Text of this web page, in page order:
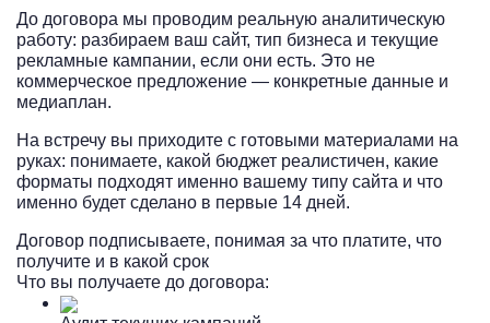
До договора мы проводим реальную аналитическую
работу: разбираем ваш сайт, тип бизнеса и текущие
рекламные кампании, если они есть. Это не
коммерческое предложение — конкретные данные и
медиаплан.
На встречу вы приходите с готовыми материалами на
руках: понимаете, какой бюджет реалистичен, какие
форматы подходят именно вашему типу сайта и что
именно будет сделано в первые 14 дней.
Договор подписываете, понимая за что платите, что
получите и в какой срок
Что вы получаете до договора: